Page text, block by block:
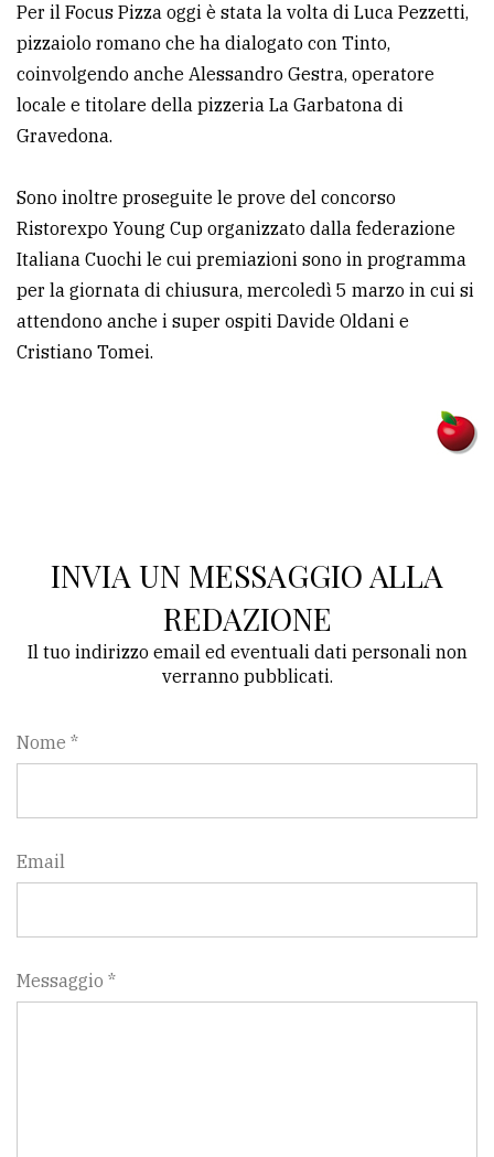
Per il Focus Pizza oggi è stata la volta di Luca Pezzetti,
pizzaiolo romano che ha dialogato con Tinto,
coinvolgendo anche Alessandro Gestra, operatore
locale e titolare della pizzeria La Garbatona di
Gravedona.
Sono inoltre proseguite le prove del concorso
Ristorexpo Young Cup organizzato dalla federazione
Italiana Cuochi le cui premiazioni sono in programma
per la giornata di chiusura, mercoledì 5 marzo in cui si
attendono anche i super ospiti Davide Oldani e
Cristiano Tomei.
INVIA UN MESSAGGIO ALLA
REDAZIONE
Il tuo indirizzo email ed eventuali dati personali non
verranno pubblicati.
Nome *
Email
Messaggio *